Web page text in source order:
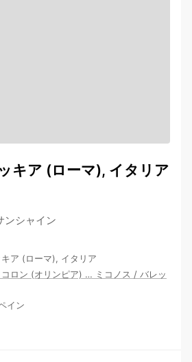
キア (ローマ), イタリア
ンシャイン
ア (ローマ), イタリア
コロン (オリンピア) … ミコノス / バレッ
イン